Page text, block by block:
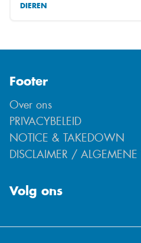
DIEREN
Footer
Over ons
PRIVACYBELEID
NOTICE & TAKEDOWN
DISCLAIMER /
Volg ons